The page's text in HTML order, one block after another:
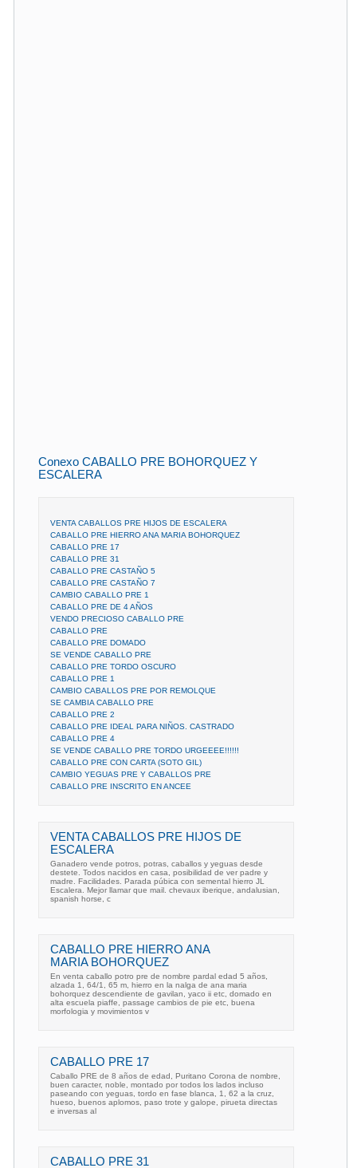
Conexo CABALLO PRE BOHORQUEZ Y
ESCALERA
VENTA CABALLOS PRE HIJOS DE ESCALERA
CABALLO PRE HIERRO ANA MARIA BOHORQUEZ
CABALLO PRE 17
CABALLO PRE 31
CABALLO PRE CASTAÑO 5
CABALLO PRE CASTAÑO 7
CAMBIO CABALLO PRE 1
CABALLO PRE DE 4 AÑOS
VENDO PRECIOSO CABALLO PRE
CABALLO PRE
CABALLO PRE DOMADO
SE VENDE CABALLO PRE
CABALLO PRE TORDO OSCURO
CABALLO PRE 1
CAMBIO CABALLOS PRE POR REMOLQUE
SE CAMBIA CABALLO PRE
CABALLO PRE 2
CABALLO PRE IDEAL PARA NIÑOS. CASTRADO
CABALLO PRE 4
SE VENDE CABALLO PRE TORDO URGEEEE!!!!!!
CABALLO PRE CON CARTA (SOTO GIL)
CAMBIO YEGUAS PRE Y CABALLOS PRE
CABALLO PRE INSCRITO EN ANCEE
VENTA CABALLOS PRE HIJOS DE
ESCALERA
Ganadero vende potros, potras, caballos y yeguas desde
destete. Todos nacidos en casa, posibilidad de ver padre y
madre. Facilidades. Parada púbica con semental hierro JL
Escalera. Mejor llamar que mail. chevaux iberique, andalusian,
spanish horse, c
CABALLO PRE HIERRO ANA
MARIA BOHORQUEZ
En venta caballo potro pre de nombre pardal edad 5 años,
alzada 1, 64/1, 65 m, hierro en la nalga de ana maria
bohorquez descendiente de gavilan, yaco ii etc, domado en
alta escuela piaffe, passage cambios de pie etc, buena
morfologia y movimientos v
CABALLO PRE 17
Caballo PRE de 8 años de edad, Puritano Corona de nombre,
buen caracter, noble, montado por todos los lados incluso
paseando con yeguas, tordo en fase blanca, 1, 62 a la cruz,
hueso, buenos aplomos, paso trote y galope, pirueta directas
e inversas al
CABALLO PRE 31